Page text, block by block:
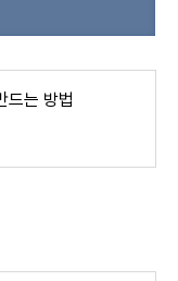
드는 방법